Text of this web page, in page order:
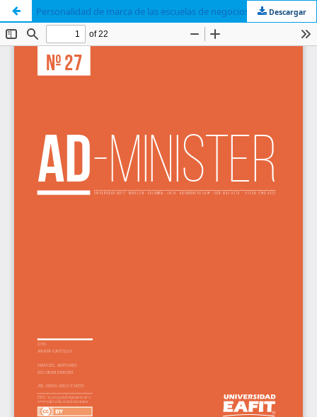
Personalidad de marca de las escuelas de negocios en Chile: Propuesta de modelo
Descargar